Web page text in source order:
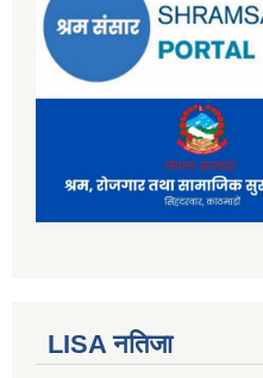
LISA नतिजा